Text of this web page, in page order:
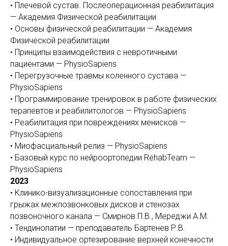
• Плечевой сустав. Послеоперационная реабилитация
— Академия Физической реабилитации
• Основы физической реабилитации — Академия
Физической реабилитации
• Принципы взаимодействия с невротичными
пациентами — PhysioSapiens
• Перегрузочные травмы коленного сустава —
PhysioSapiens
• Программирование тренировок в работе физических
терапевтов и реабилитологов — PhysioSapiens
• Реабилитация при повреждениях менисков —
PhysioSapiens
• Миофасциальный релиз — PhysioSapiens
• Базовый курс по нейроортопедии RehabTeam —
PhysioSapiens
2023
• Клинико-визуализационные сопоставления при
грыжах межпозвонковых дисков и стенозах
позвоночного канала — Смирнов П.В., Мереджи А.М.
• Тендинопатии — преподаватель Бартенев Р.В.
• Индивидуальное ортезирование верхней конечности